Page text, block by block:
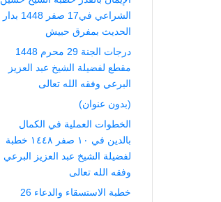
الشراعي في17 صفر 1448 بدار
الحديث بمفرق حبيش
درجات الجنة 29 محرم 1448
مقطع لفضيلة الشيخ عبد العزيز
البرعي وفقه الله تعالى
(بدون عنوان)
الخطوات العملية في الكمال
بالدين في ١٠ صفر ١٤٤٨ خطبة
لفضيلة الشيخ عبد العزيز البرعي
وفقه الله تعالى
خطبة الاستسقاء والدعاء 26